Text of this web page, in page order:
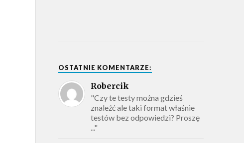
OSTATNIE KOMENTARZE:
Robercik
"Czy te testy można gdzieś
znaleźć ale taki format właśnie
testów bez odpowiedzi? Proszę
..."